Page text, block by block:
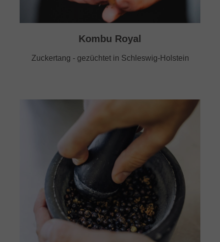
Kombu Royal
Zuckertang - gezüchtet in Schleswig-Holstein